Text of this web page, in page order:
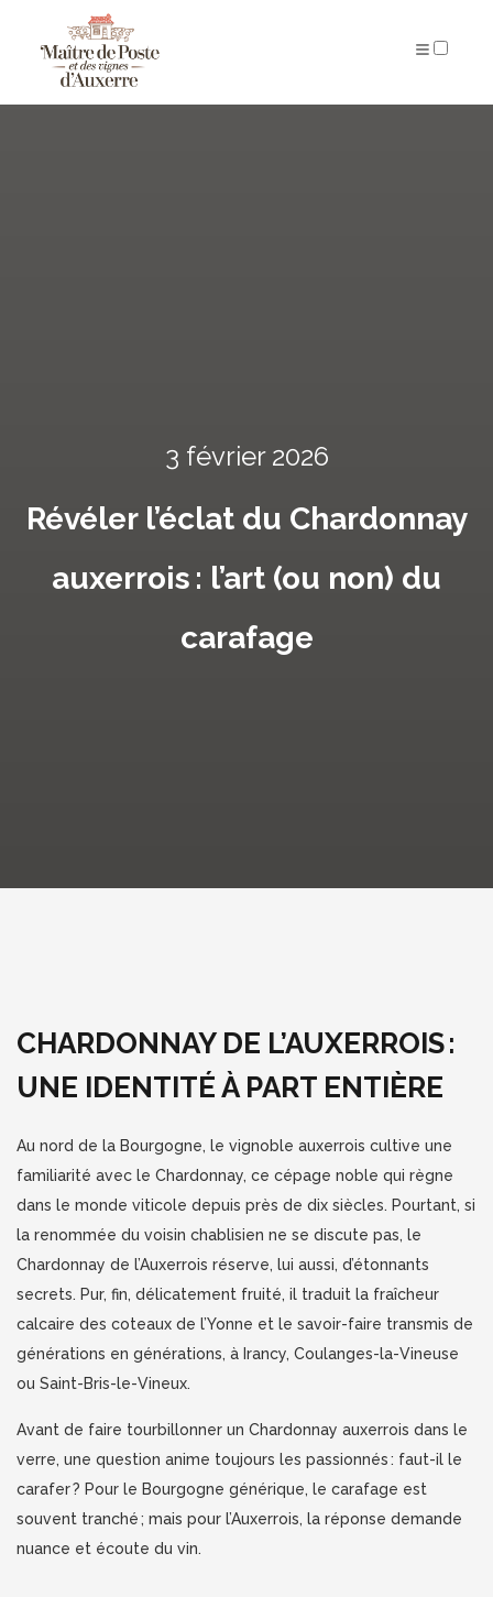
ARCHIVES
3 février 2026
Révéler l’éclat du Chardonnay
auxerrois : l’art (ou non) du
carafage
CHARDONNAY DE L’AUXERROIS :
UNE IDENTITÉ À PART ENTIÈRE
Au nord de la Bourgogne, le vignoble auxerrois cultive une
familiarité avec le Chardonnay, ce cépage noble qui règne
dans le monde viticole depuis près de dix siècles. Pourtant, si
la renommée du voisin chablisien ne se discute pas, le
Chardonnay de l’Auxerrois réserve, lui aussi, d’étonnants
secrets. Pur, fin, délicatement fruité, il traduit la fraîcheur
calcaire des coteaux de l’Yonne et le savoir-faire transmis de
générations en générations, à Irancy, Coulanges-la-Vineuse
ou Saint-Bris-le-Vineux.
Avant de faire tourbillonner un Chardonnay auxerrois dans le
verre, une question anime toujours les passionnés : faut-il le
carafer ? Pour le Bourgogne générique, le carafage est
souvent tranché ; mais pour l’Auxerrois, la réponse demande
nuance et écoute du vin.